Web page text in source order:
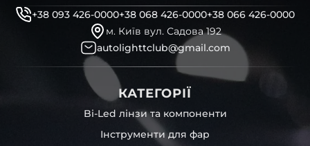
+38 093 426-0000+38 068 426-0000+38 066 426-0000
м. Київ вул. Садова 192
autolighttclub@gmail.com
КАТЕГОРІЇ
Bi-Led лінзи та компоненти
Інструменти для фар